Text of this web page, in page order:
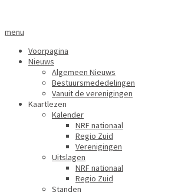
menu
Voorpagina
Nieuws
Algemeen Nieuws
Bestuursmededelingen
Vanuit de verenigingen
Kaartlezen
Kalender
NRF nationaal
Regio Zuid
Verenigingen
Uitslagen
NRF nationaal
Regio Zuid
Standen